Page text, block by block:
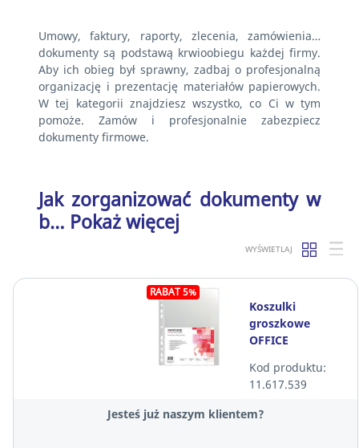
Umowy, faktury, raporty, zlecenia, zamówienia…
dokumenty są podstawą krwioobiegu każdej firmy.
Aby ich obieg był sprawny, zadbaj o profesjonalną
organizację i prezentację materiałów papierowych.
W tej kategorii znajdziesz wszystko, co Ci w tym
pomoże. Zamów i profesjonalnie zabezpiecz
dokumenty firmowe.
Jak zorganizować dokumenty w
b… Pokaż więcej
WYŚWIETLAJ
RABAT 5%
Koszulki
groszkowe
OFFICE
40 mikronów,
100 sztuk
Kod produktu:
11.617.539
Jesteś już naszym klientem?